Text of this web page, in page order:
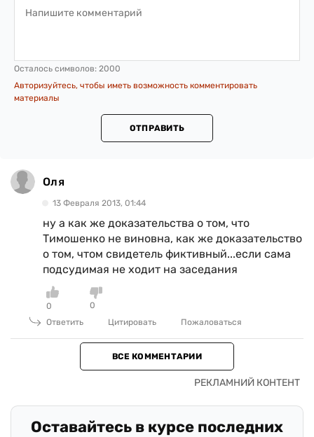
Осталось символов: 2000
Авторизуйтесь, чтобы иметь возможность комментировать
материалы
ОТПРАВИТЬ
Оля
13 Февраля 2013, 01:44
ну а как же доказательства о том, что
Тимошенко не виновна, как же доказательство
о том, чтом свидетель фиктивный...если сама
подсудимая не ходит на заседания
0
0
Ответить
Цитировать Пожаловаться
ВСЕ КОММЕНТАРИИ
Оставайтесь в курсе последних